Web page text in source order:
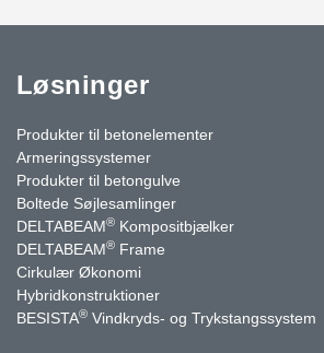
Løsninger
Produkter til betonelementer
Armeringssystemer
Produkter til betongulve
Boltede Søjlesamlinger
DELTABEAM® Kompositbjælker
DELTABEAM® Frame
Cirkulær Økonomi
Hybridkonstruktioner
BESISTA® Vindkryds- og Trykstangssystem